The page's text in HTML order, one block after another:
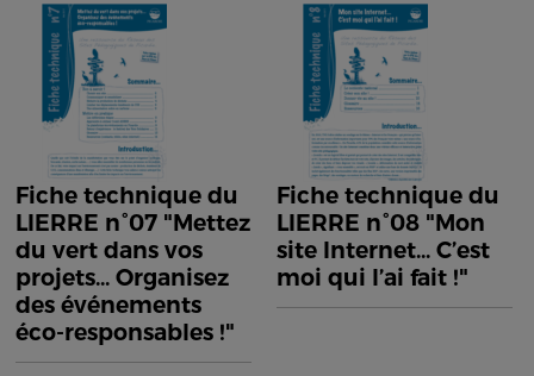
Fiche technique du
LIERRE n°07 "Mettez
du vert dans vos
projets... Organisez
des événements
éco-responsables !"
Fiche technique du
LIERRE n°08 "Mon
site Internet... C’est
moi qui l’ai fait !"